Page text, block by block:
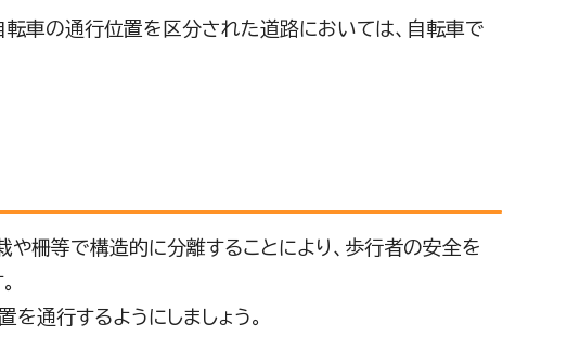
車の通行位置を区分された道路においては、自転車で
柵等で構造的に分離することにより、歩行者の安全を
通行するようにしましょう。